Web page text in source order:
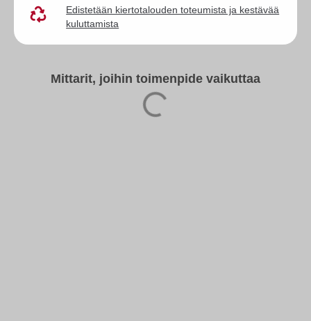
Edistetään kiertotalouden toteumista ja kestävää
kuluttamista
Mittarit, joihin toimenpide vaikuttaa